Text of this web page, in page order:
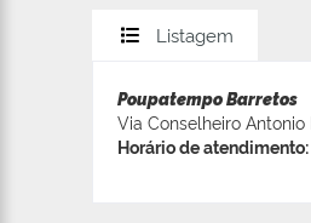
Listagem
Poupatempo Barretos
Via Conselheiro
Horário de atendimento: